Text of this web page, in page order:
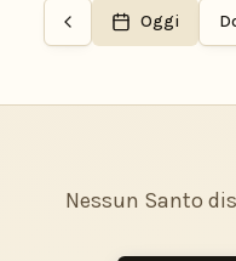
Oggi
Nessun Santo